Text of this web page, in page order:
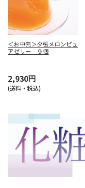
＜お中元＞夕張メロンピュ
アゼリー ９個
2,930円
(送料・税込)